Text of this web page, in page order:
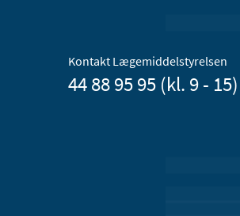
Kontakt Lægemiddelstyrelsen
44 88 95 95 (kl. 9 - 15)